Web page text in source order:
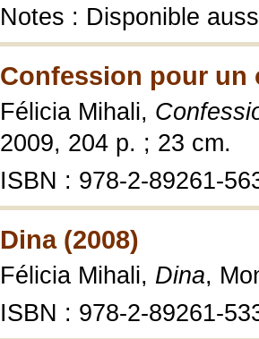
Notes : Disponible
Confession pour un
Félicia Mihali,
2009, 204 p. ; 23 cm.
ISBN : 978-2-89261-
Dina (2008)
Félicia Mihali, Dina,
ISBN : 978-2-89261-